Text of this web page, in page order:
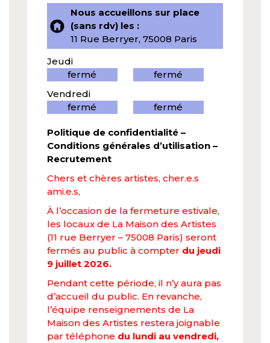
Nous accueillons sur place
(sans rdv) les :
11 Rue Berryer, 75008 Paris
Jeudi
fermé
fermé
Vendredi
fermé
fermé
Politique de confidentialité –
Conditions générales d’utilisation –
Recrutement
Chers et chères artistes, cher.e.s
ami.e.s,
À l’occasion de la fermeture estivale,
les locaux de La Maison des Artistes
(11 rue Berryer – 75008 Paris) seront
fermés au public à compter du jeudi
9 juillet 2026.
Pendant cette période, il n’y aura pas
d’accueil du public. En revanche,
l’équipe renseignements de La
Maison des Artistes restera joignable
par téléphone du lundi au vendredi,